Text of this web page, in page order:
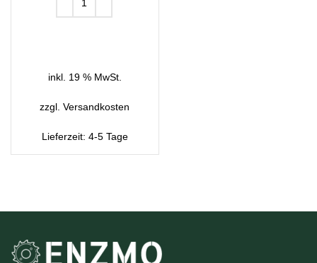
inkl. 19 % MwSt.
zzgl.Versandkosten
Lieferzeit: 4-5 Tage